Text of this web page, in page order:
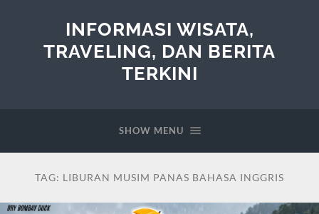
INFORMASI WISATA,
TRAVELING, DAN BERITA
TERKINI
SHOW MENU
TAG: LIBURAN MUSIM PANAS BAHASA INGGRIS